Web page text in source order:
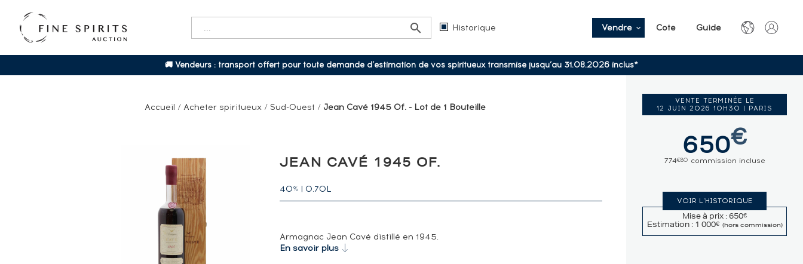
Historique Vendre Cote Guide
🚚 Vendeurs : transport offert pour toute demande d’estimation de vos spiritueux transmise jusqu’au 31.08.2026 inclus*
Accueil / Acheter spiritueux / Sud-Ouest / Jean Cavé 1945 Of. - Lot de 1 Bouteille
JEAN CAVÉ 1945 OF.
40% | 0.70L
Armagnac Jean Cavé distillé en 1945.
En savoir plus
VENTE TERMINÉE LE
12 JUIN 2026 10H30 | PARIS
650€
774€80 commission incluse
VOIR L'HISTORIQUE
Mise à prix : 650€
Estimation : 1 000€ (hors commission)